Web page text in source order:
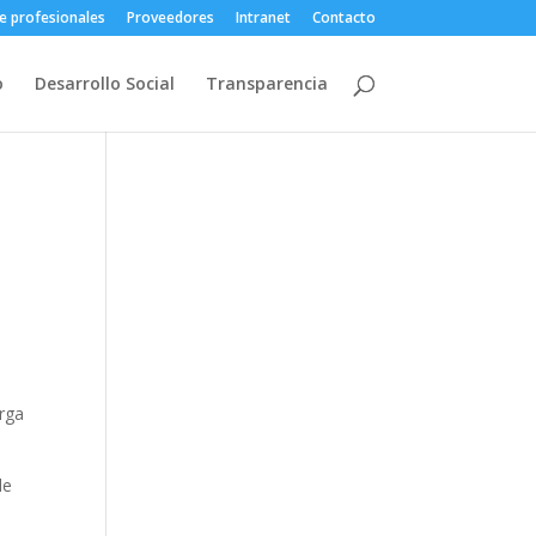
profesionales Proveedores Intranet Contacto
Desarrollo Social Transparencia